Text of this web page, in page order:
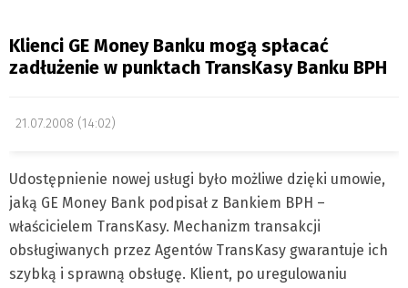
Klienci GE Money Banku mogą spłacać
zadłużenie w punktach TransKasy Banku BPH
21.07.2008 (14:02)
Udostępnienie nowej usługi było możliwe dzięki umowie,
jaką GE Money Bank podpisał z Bankiem BPH –
właścicielem TransKasy. Mechanizm transakcji
obsługiwanych przez Agentów TransKasy gwarantuje ich
szybką i sprawną obsługę. Klient, po uregulowaniu